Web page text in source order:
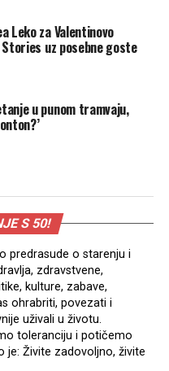
Leko za Valentinovo
uz posebne goste
u punom tramvaju,
S 50!
predrasude o starenju i
zdravstvene,
kulture, zabave,
ohrabriti, povezati i
uživali u životu.
toleranciju i potičemo
je: Živite zadovoljno, živite